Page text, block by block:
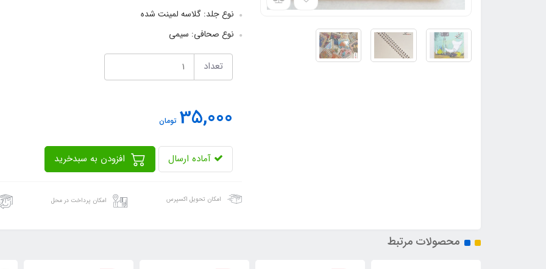
نوع جلد: گلاسه لمینت شده
نوع صحافی: سیمی
تعداد
35,000 تومان
آماده ارسال
امکان تحویل اکسپرس امکان پرداخت در محل
محصولات مرتبط